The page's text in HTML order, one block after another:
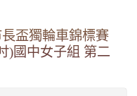
盃獨輪車錦標賽
)國中女子組 第二